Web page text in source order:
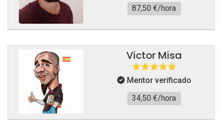
87,50 €/hora
Victor Misa
Mentor verificado
34,50 €/hora